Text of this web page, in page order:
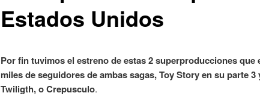
Estados Unidos
Por fin tuvimos el estreno de estas 2 superproducciones que
miles de seguidores de ambas sagas, Toy Story en su parte 3
Twiligth, o Crepusculo.